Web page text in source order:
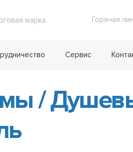
марка Горячая
Сервис
/